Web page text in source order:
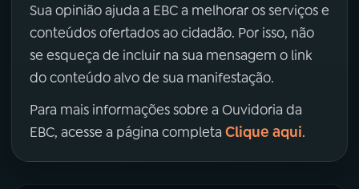
Sua opinião ajuda a EBC a melhorar os serviços e
conteúdos ofertados ao cidadão. Por isso, não
se esqueça de incluir na sua mensagem o link
do conteúdo alvo de sua manifestação.
Para mais informações sobre a Ouvidoria da
EBC, acesse a página completa Clique aqui.